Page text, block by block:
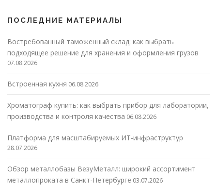
ПОСЛЕДНИЕ МАТЕРИАЛЫ
Востребованный таможенный склад: как выбрать
подходящее решение для хранения и оформления грузов
07.08.2026
Встроенная кухня 06.08.2026
Хроматограф купить: как выбрать прибор для лаборатории,
производства и контроля качества 06.08.2026
Платформа для масштабируемых ИТ-инфраструктур
28.07.2026
Обзор металлобазы ВезуМеталл: широкий ассортимент
металлопроката в Санкт-Петербурге 03.07.2026